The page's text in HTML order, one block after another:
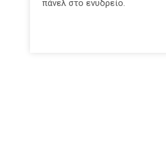
πάνελ στο ενυδρείο.